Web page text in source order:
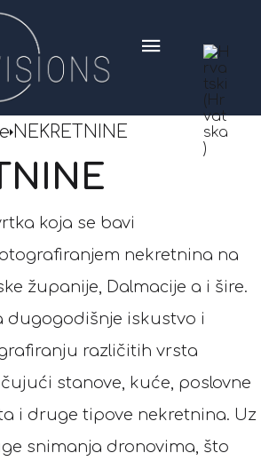
NEKRETNINE
koja se bavi
nekretnina na
županije, Dalmacije a i šire.
dugogodišnje iskustvo i
različitih vrsta
stanove, kuće, poslovne
i druge tipove nekretnina. Uz
snimanja dronovima, što